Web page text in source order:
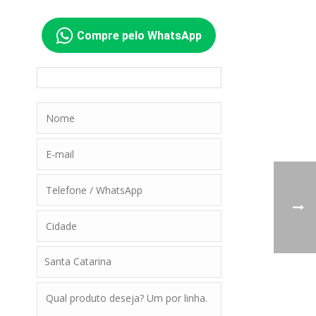
Compre pelo WhatsApp